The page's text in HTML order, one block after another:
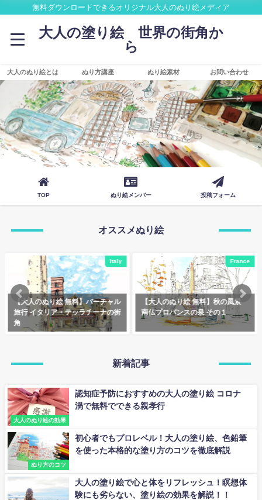
無料ダウンロードできるオリジナル大人のぬり絵メディア
大人の塗り絵 世界の街角か
ら
大人のぬり絵とは ぬり方講座 ぬり絵素材 お問い合わせ
TOP ぬり絵メンバー 投稿フォーム
オススメぬり絵
Italy
【大人のぬり絵 無料】バーチャル
旅行 イタリア・テッラチーナの街
角
France
【大人のぬり絵 無料】秋の風景
南仏プロバンスの泉 その１
新着記事
大人のぬり絵の効果
認知症予防におすすめの大人の塗り絵 コロナ
渦で無料でできる親孝行
ぬり方のコツ
初心者でもプロレベル！大人の塗り絵、色鉛筆
を使った本格的な塗り方のコツを徹底解説
大人の塗り絵で心と体をリフレッシュ！瞑想体
験にも劣らない、塗り絵の効果を解説！！